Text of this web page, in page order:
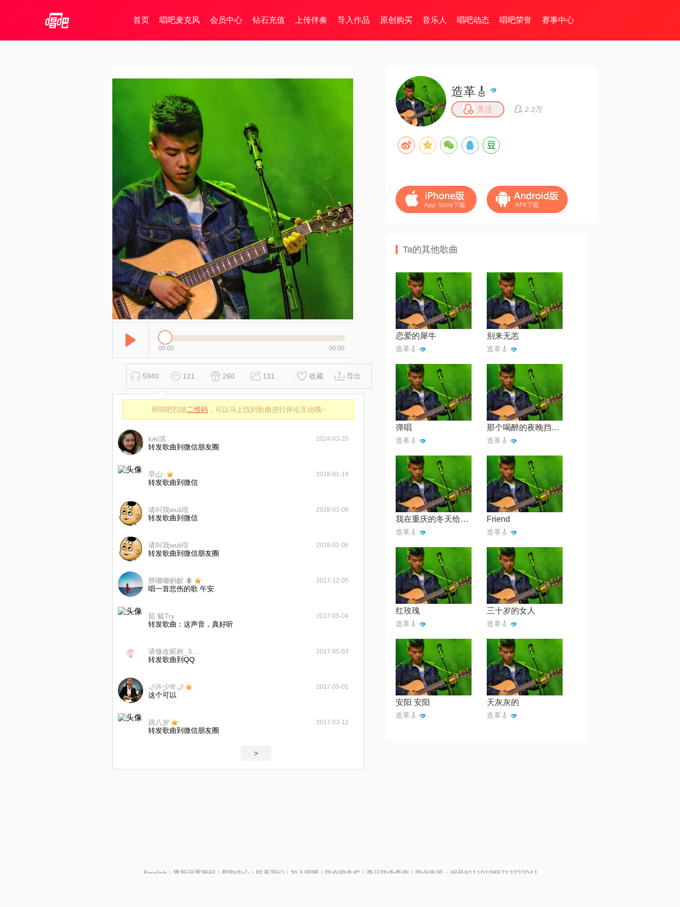
首页 唱吧麦克风 会员中心 钻石充值 上传伴奏 导入作品 原创购买 音乐人 唱吧动态 唱吧荣誉 赛事中心
00:00 00:00
5940 121 260 131 收藏 导出
用唱吧扫描二维码 ，可以马上找到歌曲进行评论互动哦~
loki淇 2024-03-20
转发歌曲到微信朋友圈
早山· 2018-01-18
转发歌曲到微信
请叫我wuli瑄 2018-01-06
转发歌曲到微信
请叫我wuli瑄 2018-01-06
转发歌曲到微信朋友圈
胖嘟嘟蚂蚁 🐜 2017-12-05
唱一首悲伤的歌 午安
茹.毓Try 2017-05-04
转发歌曲：这声音，真好听
2017-05-03
转发歌曲到QQ
🌙许少年🌙 2017-05-01
这个可以
跳八岁 2017-03-12
转发歌曲到微信朋友圈
>
造革🎸
关注 2.3万
Ta的其他歌曲
恋爱的犀牛
造革🎸
别来无恙
造革🎸
弹唱
造革🎸
那个喝醉的夜晚挡不住我们的步伐
造革🎸
我在重庆的冬天给你写信
造革🎸
Friend
造革🎸
红玫瑰
造革🎸
三十岁的女人
造革🎸
安阳 安阳
造革🎸
天灰灰的
造革🎸
English | 重新设置密码| 帮助中心 | 联系我们 | 加入唱吧 | 防诈骗专栏 | 商品防伪查询 | 营业执照：编号91110108571272704J